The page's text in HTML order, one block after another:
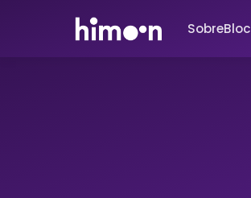
SobreBloc